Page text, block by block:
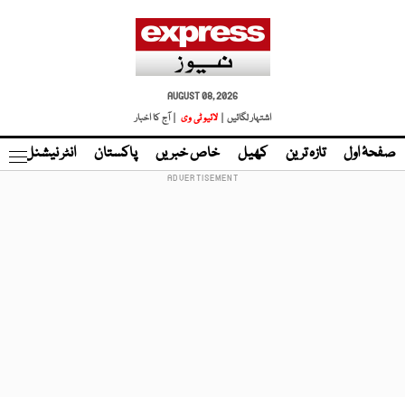
AUGUST 08, 2026
اشتہار لگائیں |
لائیو ٹی وی | آج کا اخبار
صفحۂ اول تازہ ترین کھیل خاص خبریں پاکستان انٹر نیشنل